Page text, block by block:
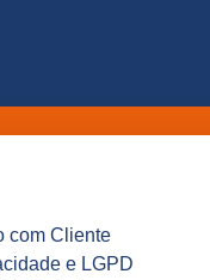
com Cliente
e LGPD